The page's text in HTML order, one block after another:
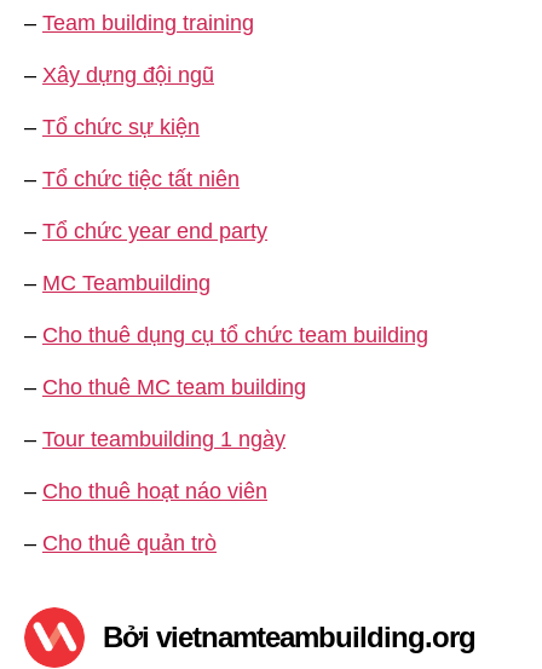
– Team building training
– Xây dựng đội ngũ
– Tổ chức sự kiện
– Tổ chức tiệc tất niên
– Tổ chức year end party
– MC Teambuilding
– Cho thuê dụng cụ tổ chức team building
– Cho thuê MC team building
– Tour teambuilding 1 ngày
– Cho thuê hoạt náo viên
– Cho thuê quản trò
Bởi vietnamteambuilding.org